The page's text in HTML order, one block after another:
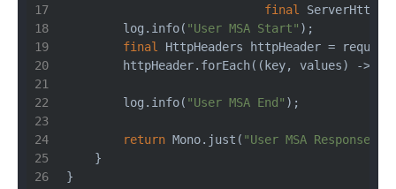
final
        log.info(
"User MSA Start" );
final HttpHeaders httpHeader =
httpHeader.forEach((key, values) ->
        log.info(
"User MSA End" );
return Mono.just( "User MSA Response"
    }
}